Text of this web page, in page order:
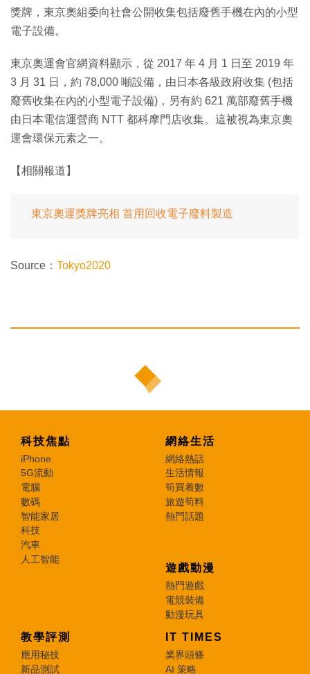
獎牌，東京奧組委向社會公開收集包括廢舊手機在內的小型
電子設備。
東京奧運會官網資料顯示，從 2017 年 4 月 1 日至 2019 年
3 月 31 日，約 78,000 噸設備，由日本各級政府收集 (包括
廢舊收集在內的小型電子設備)，另有約 621 萬部廢舊手機
由日本電信運營商 NTT 都科摩門店收集。這被視為東京奧
運會環保元素之一。
【相關報道】
東京奧運獎牌亮相 首用回收電子廢料製造
Source： Tokyo2020
科技焦點
iPhone
5G流動
電腦
數碼
智能家居
科技
汽車
人工智能
網絡生活
網絡熱話
生活情報
筍買着數
旅遊筍料
熱門話題
遊戲動漫
熱門遊戲
電競裝備
動漫玩具
教學評測
應用秘技
新品測試
IT TIMES
業界頭條
AI 策略